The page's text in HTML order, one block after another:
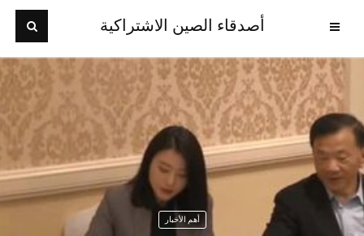
أصدقاء الصين الاشتراكية
أهم الأخبار